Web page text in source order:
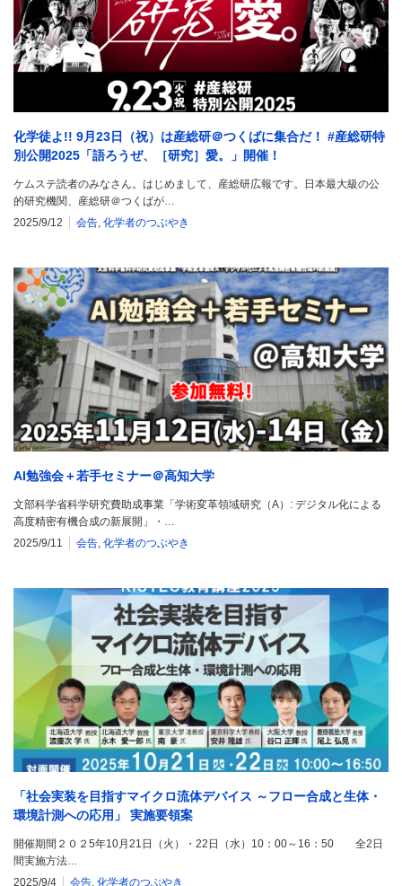
化学徒よ!! 9月23日（祝）は産総研＠つくばに集合だ！ #産総研特
別公開2025「語ろうぜ、［研究］愛。」開催！
ケムステ読者のみなさん。はじめまして、産総研広報です。日本最大級の公
的研究機関、産総研＠つくばが…
2025/9/12
会告, 化学者のつぶやき
AI勉強会＋若手セミナー＠高知大学
文部科学省科学研究費助成事業「学術変革領域研究（A）: デジタル化による
高度精密有機合成の新展開」・…
2025/9/11
会告, 化学者のつぶやき
「社会実装を目指すマイクロ流体デバイス ～フロー合成と生体・
環境計測への応用」 実施要領案
開催期間２０２5年10月21日（火）・22日（水）10：00～16：50 全2日
間実施方法…
2025/9/4
会告, 化学者のつぶやき